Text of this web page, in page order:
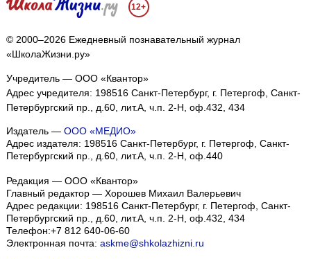
12+
© 2000–2026 Ежедневный познавательный журнал
«ШколаЖизни.ру»
Учредитель — ООО «Квантор»
Адрес учредителя: 198516 Санкт-Петербург, г. Петергоф, Санкт-
Петербургский пр., д.60, лит.А, ч.п. 2-Н, оф.432, 434
Издатель — ООО «МЕДИО»
Адрес издателя: 198516 Санкт-Петербург, г. Петергоф, Санкт-
Петербургский пр., д.60, лит.А, ч.п. 2-Н, оф.440
Редакция — ООО «Квантор»
Главный редактор — Хорошев Михаил Валерьевич
Адрес редакции: 198516 Санкт-Петербург, г. Петергоф Санкт-
Петербургский пр., д.60, лит.А, ч.п. 2-Н, оф.432, 434
Телефон:+7 812 640-06-60
Электронная почта: askme@shkolazhizni.ru